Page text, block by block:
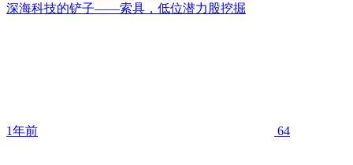
深海科技的铲子——索具，低位潜力股挖掘
1年前 64